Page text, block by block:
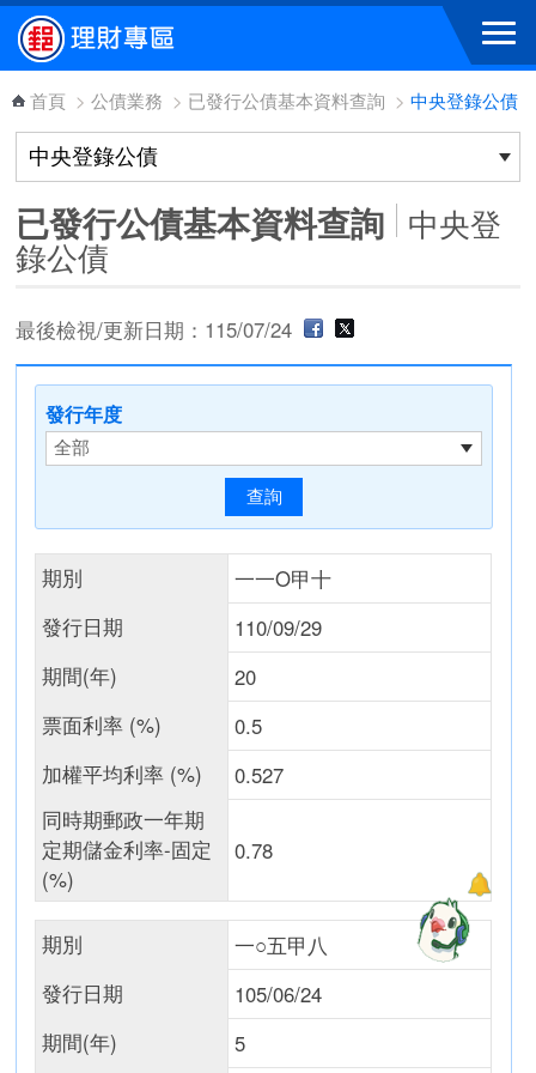
跳到主要內容區塊
首頁 > 公債業務 > 已發行公債基本資料查詢 > 中央登錄公債
已發行公債基本資料查詢 中央登
錄公債
最後檢視/更新日期：115/07/24
發行年度
期別
一一O甲十
發行日期
110/09/29
期間(年)
20
票面利率 (%)
0.5
加權平均利率 (%)
0.527
同時期郵政一年期
定期儲金利率-固定
(%)
0.78
期別
一○五甲八
發行日期
105/06/24
期間(年)
5